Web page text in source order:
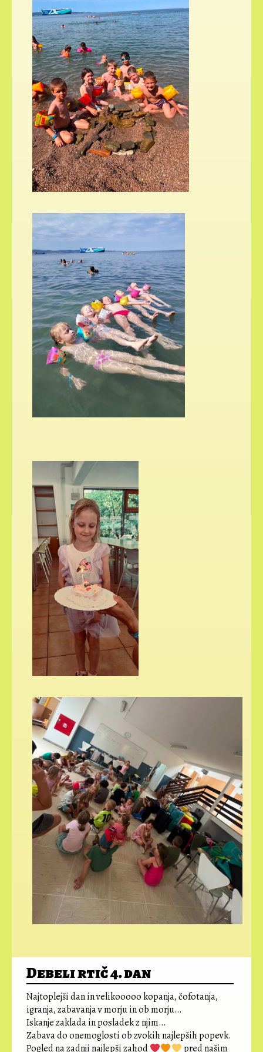
Debeli rtič 4. dan
Najtoplejši dan in velikooooo kopanja, čofotanja,
igranja, zabavanja v morju in ob morju…
Iskanje zaklada in posladek z njim…
Zabava do onemoglosti ob zvokih najlepših popevk.
Pogled na zadnji najlepši zahod
pred našim